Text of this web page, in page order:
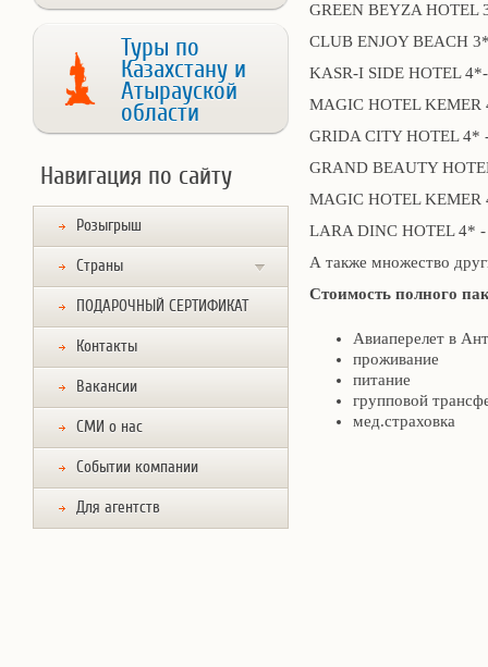
Туры по
Казахстану и
Атырауской
области
Навигация по сайту
Розыгрыш
Страны
ПОДАРОЧНЫЙ СЕРТИФИКАТ
Контакты
Вакансии
СМИ о нас
Событии компании
Для агентств
GREEN BEYZA HOTEL
CLUB ENJOY BEACH
KASR-I SIDE HOTEL
MAGIC HOTEL KEMER
GRIDA CITY HOTEL 4*
GRAND BEAUTY
MAGIC HOTEL KEMER
LARA DINC HOTEL 4* -
А также множество
Стоимость полного
Авиаперелет в
проживание
питание
групповой
мед.страховка